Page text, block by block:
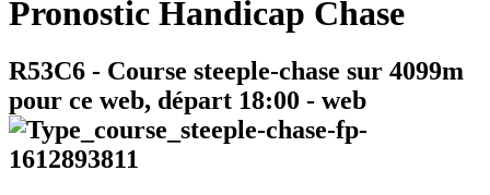
Pronostic Handicap Chase
R53C6 - Course steeple-chase sur 4099m
pour ce web, départ 18:00 - web